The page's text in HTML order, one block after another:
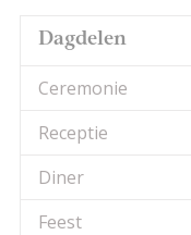
Dagdelen
Ceremonie
Receptie
Diner
Feest